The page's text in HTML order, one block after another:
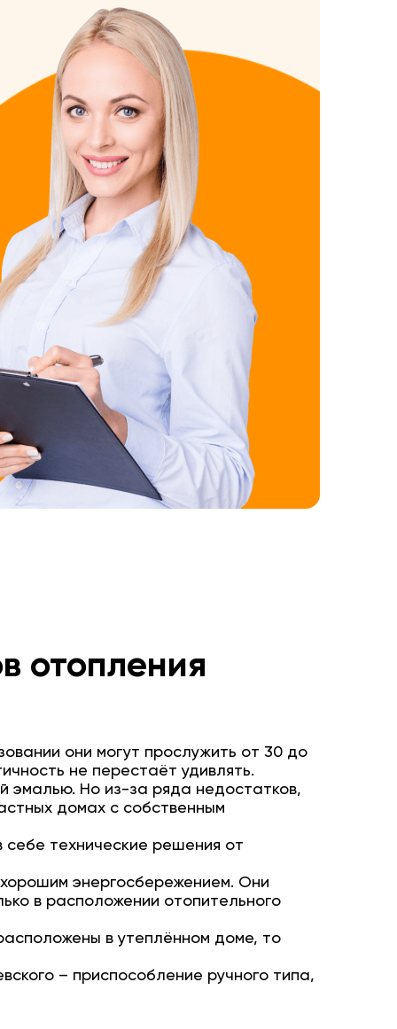
отопления
они могут прослужить от 30 до
не перестаёт удивлять.
Но из-за ряда недостатков,
домах с собственным
технические решения от
энергосбережением. Они
в расположении отопительного
в утеплённом доме, то
– приспособление ручного типа,